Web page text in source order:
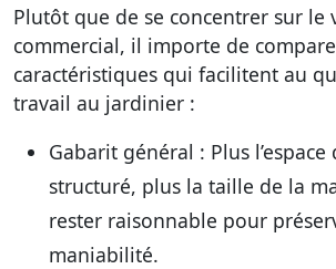
Plutôt que de se concentrer sur le
commercial, il importe de
caractéristiques qui facilitent au
travail au jardinier :
Gabarit général : Plus
structuré, plus la taille de la
rester raisonnable pour
maniabilité.